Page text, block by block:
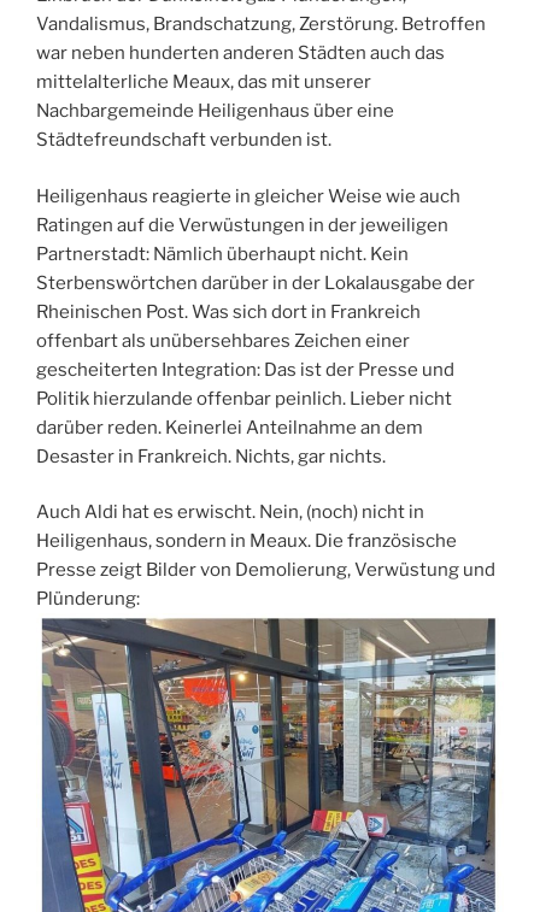
Vandalismus, Brandschatzung, Zerstörung. Betroffen
war neben hunderten anderen Städten auch das
mittelalterliche Meaux, das mit unserer
Nachbargemeinde Heiligenhaus über eine
Städtefreundschaft verbunden ist.
Heiligenhaus reagierte in gleicher Weise wie auch
Ratingen auf die Verwüstungen in der jeweiligen
Partnerstadt: Nämlich überhaupt nicht. Kein
Sterbenswörtchen darüber in der Lokalausgabe der
Rheinischen Post. Was sich dort in Frankreich
offenbart als unübersehbares Zeichen einer
gescheiterten Integration: Das ist der Presse und
Politik hierzulande offenbar peinlich. Lieber nicht
darüber reden. Keinerlei Anteilnahme an dem
Desaster in Frankreich. Nichts, gar nichts.
Auch Aldi hat es erwischt. Nein, (noch) nicht in
Heiligenhaus, sondern in Meaux. Die französische
Presse zeigt Bilder von Demolierung, Verwüstung und
Plünderung: